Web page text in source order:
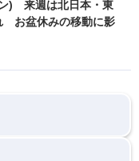
) 来週は北日本・東
お盆休みの移動に影